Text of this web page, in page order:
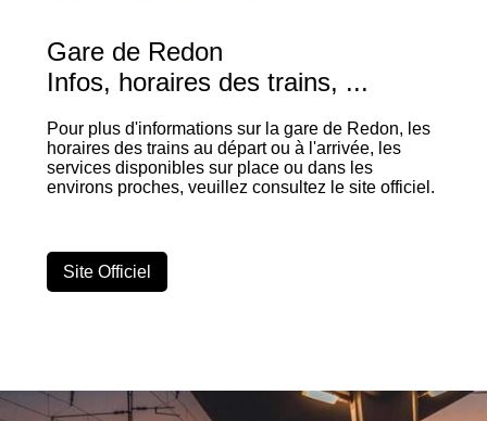
Gare de Redon
Infos, horaires des trains, ...
Pour plus d'informations sur la gare de Redon, les
horaires des trains au départ ou à l'arrivée, les
services disponibles sur place ou dans les
environs proches, veuillez consultez le site officiel.
Site Officiel